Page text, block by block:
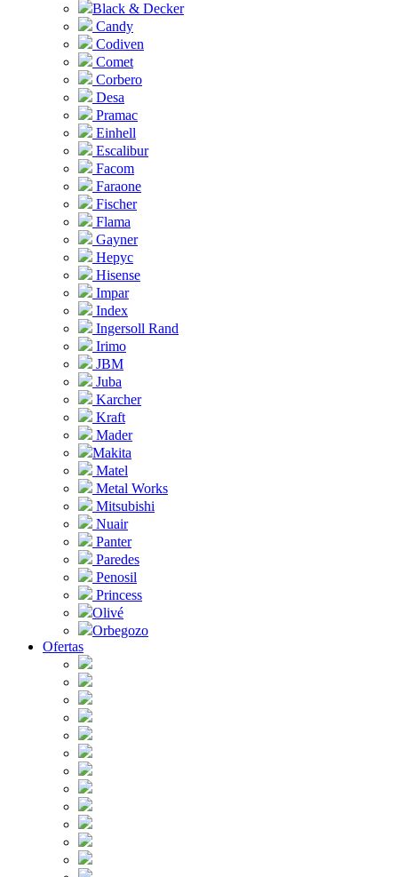
Black & Decker
Candy
Codiven
Comet
Corbero
Desa
Pramac
Einhell
Escalibur
Facom
Faraone
Fischer
Flama
Gayner
Hepyc
Hisense
Impar
Index
Ingersoll Rand
Irimo
JBM
Juba
Karcher
Kraft
Mader
Makita
Matel
Metal Works
Mitsubishi
Nuair
Panter
Paredes
Penosil
Princess
Olivé
Orbegozo
Ofertas